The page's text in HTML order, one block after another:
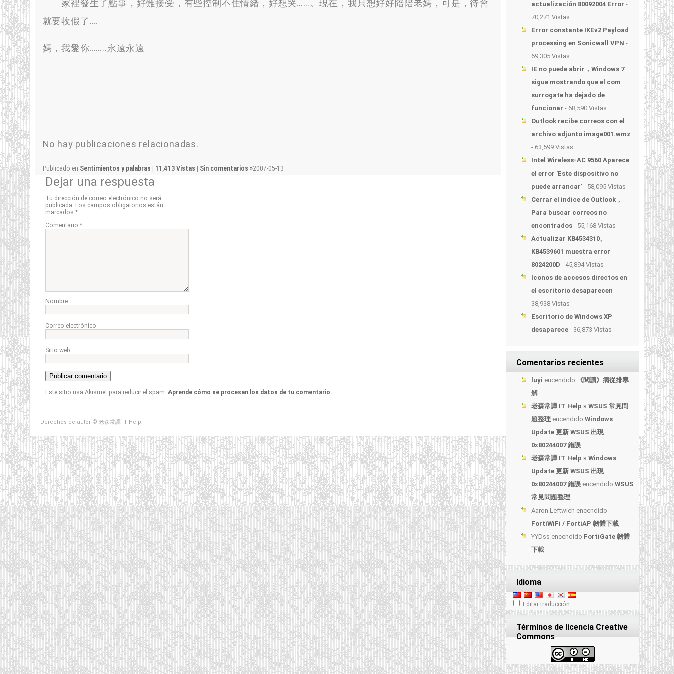
家裡發生了點事 ， 好難接受 ， 有些控制不住情緒 ， 好想哭……。 現在 ， 我只想好好陪陪老媽 ， 可是 ，待會
就要收假了 ….
媽 ，我愛你……..永遠永遠
No hay publicaciones relacionadas.
Publicado en Sentimientos y palabras 11,413 Vistas Sin comentarios »2007-05-13
Dejar una respuesta
Tu dirección de correo electrónico no será
publicada. Los campos obligatorios están
marcados *
Comentario *
Nombre
Correo electrónico
Sitio web
Este sitio usa Akismet para reducir el spam. Aprende cómo se procesan los datos de tu comentario.
actualización 80092004 Error -
70,271 Vistas
Error constante IKEv2 Payload
processing en Sonicwall VPN -
69,305 Vistas
IE no puede abrir，Windows 7
sigue mostrando que el com
surrogate ha dejado de
funcionar - 68,590 Vistas
Outlook recibe correos con el
archivo adjunto image001.wmz
- 63,599 Vistas
Intel Wireless-AC 9560 Aparece
el error 'Este dispositivo no
puede arrancar' - 58,095 Vistas
Cerrar el índice de Outlook，
Para buscar correos no
encontrados - 55,168 Vistas
Actualizar KB4534310、
KB4539601 muestra error
8024200D - 45,894 Vistas
Iconos de accesos directos en
el escritorio desaparecen -
38,938 Vistas
Escritorio de Windows XP
desaparece - 36,873 Vistas
Comentarios recientes
luyi encendido
《閱讀》病從排寒
解
老森常譚 IT Help » WSUS 常見問
題整理 encendido Windows
Update 更新 WSUS 出現
0x80244007 錯誤
老森常譚 IT Help » Windows
Update 更新 WSUS 出現
0x80244007 錯誤 encendido WSUS
常見問題整理
Aaron Leftwich encendido
FortiWiFi / FortiAP 韌體下載
YYDss encendido FortiGate 韌體
下載
Idioma
Editar traducción
Términos de licencia Creative
Commons
Derechos de autor © 老森常譚 IT Help.